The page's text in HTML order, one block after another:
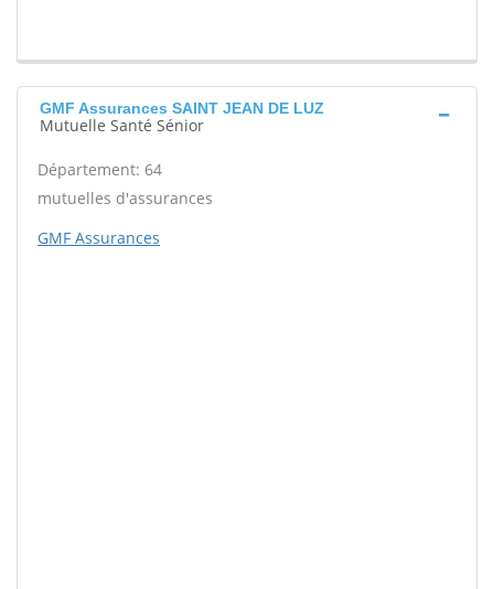
GMF Assurances SAINT JEAN DE LUZ
Mutuelle Santé Sénior
Département: 64
mutuelles d'assurances
GMF Assurances